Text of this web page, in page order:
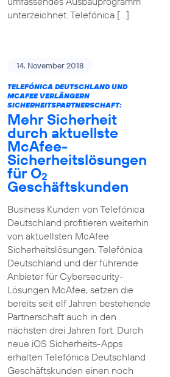
unterzeichnet. Telefónica […]
14. November 2018
TELEFÓNICA DEUTSCHLAND UND
MCAFEE VERLÄNGERN
SICHERHEITSPARTNERSCHAFT:
Mehr Sicherheit
durch aktuellste
McAfee-
Sicherheitslösungen
für O2
Geschäftskunden
Business Kunden von Telefónica
Deutschland profitieren weiterhin
von aktuellsten McAfee
Sicherheitslösungen. Telefónica
Deutschland und der führende
Anbieter für Cybersecurity-
Lösungen McAfee, setzen die
bereits seit elf Jahren bestehende
Partnerschaft auch in den
nächsten drei Jahren fort. Durch
neue iOS Sicherheits-Apps
erhalten Telefónica Deutschland
Geschäftskunden einen noch